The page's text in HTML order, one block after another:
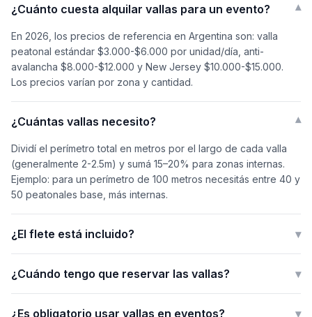
¿Cuánto cuesta alquilar vallas para un evento? ▾
En 2026, los precios de referencia en Argentina son: valla
peatonal estándar $3.000-$6.000 por unidad/día, anti-
avalancha $8.000-$12.000 y New Jersey $10.000-$15.000.
Los precios varían por zona y cantidad.
¿Cuántas vallas necesito? ▾
Dividí el perímetro total en metros por el largo de cada valla
(generalmente 2-2.5m) y sumá 15–20% para zonas internas.
Ejemplo: para un perímetro de 100 metros necesitás entre 40 y
50 peatonales base, más internas.
¿El flete está incluido? ▾
¿Cuándo tengo que reservar las vallas? ▾
¿Es obligatorio usar vallas en eventos? ▾